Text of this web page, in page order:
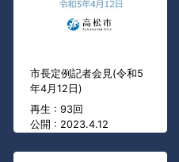
市長定例記者会見(令和5
年4月12日)
再生 : 93回
公開 : 2023.4.12